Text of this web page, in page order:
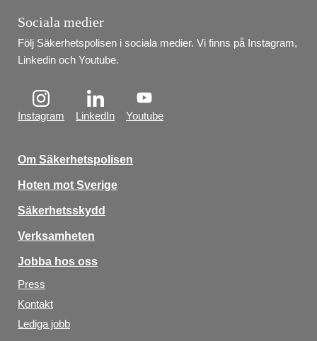
Sociala medier
Följ Säkerhetspolisen i sociala medier. Vi finns på Instagram,
Linkedin och Youtube.
Instagram LinkedIn Youtube
Om Säkerhetspolisen
Hoten mot Sverige
Säkerhetsskydd
Verksamheten
Jobba hos oss
Press
Kontakt
Lediga jobb